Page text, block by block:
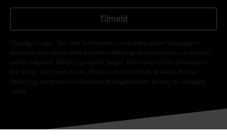
Tilmeld
*Gyldig i 4 uger. Kan ikke kombineres med andre koder/kampagner.
Rabatten fratrækkes efter korrekt indløsning af rabatkoden i varekurven
inden checkout. Medier, gavekort, bøger, Rammstein, (Till) Lindemann,
Die Ärzte, Die Toten Hosen, Feine Sahne Fischfilet, Broilers, Böhse
Onkelz og varer med en donation til velgørenhed i prisen, er undtaget
rabat.